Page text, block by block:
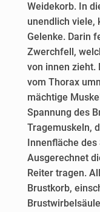
Weidekorb. In
unendlich viele,
Gelenke. Darin
Zwerchfell,
von innen zieht.
vom Thorax
mächtige
Spannung des
Tragemuskeln,
Innenfläche
Ausgerechnet
Reiter tragen.
Brustkorb,